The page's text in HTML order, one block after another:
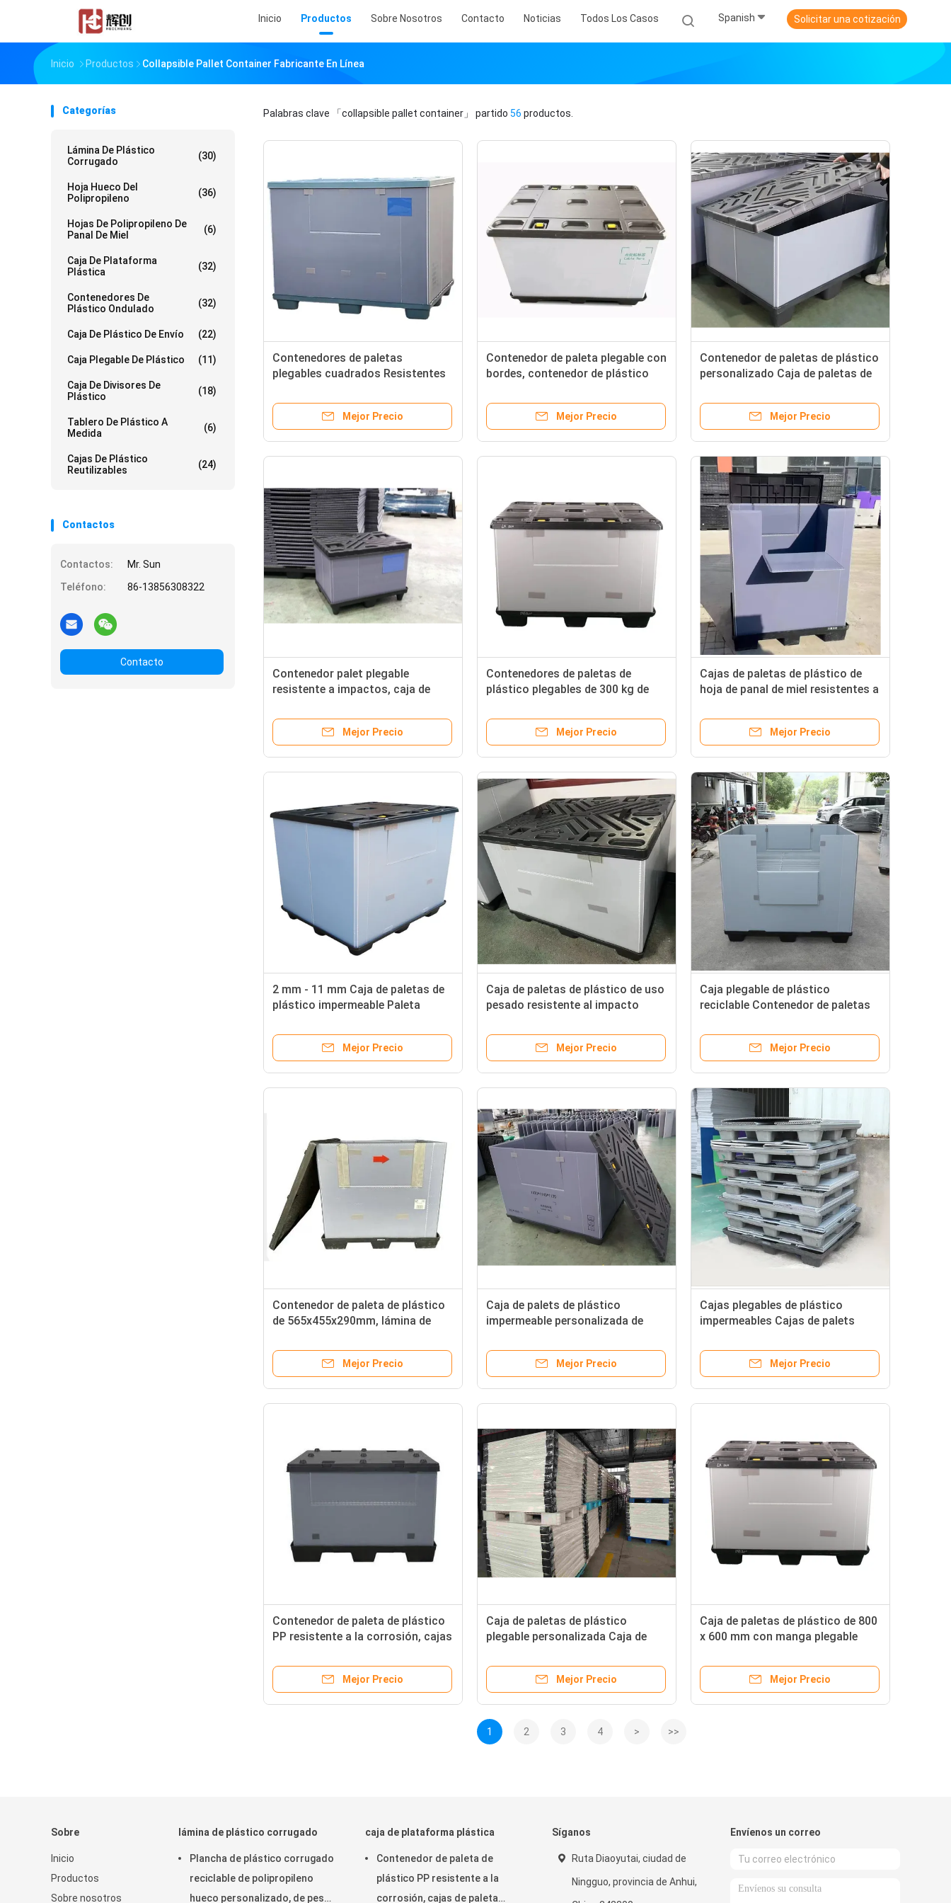
Inicio Productos Sobre Nosotros Contacto Noticias Todos Los Casos Spanish Solicitar una cotización
Inicio Productos Collapsible Pallet Container Fabricante En Línea
Categorías
Lámina De Plástico
Corrugado
(30)
Hoja Hueco Del
Polipropileno
(36)
Hojas De Polipropileno De
Panal De Miel
(6)
Caja De Plataforma
Plástica
(32)
Contenedores De
Plástico Ondulado
(32)
Caja De Plástico De Envío (22)
Caja Plegable De Plástico (11)
Caja De Divisores De
Plástico
(18)
Tablero De Plástico A
Medida
(6)
Cajas De Plástico
Reutilizables
(24)
Contactos
Contactos:
Mr. Sun
Teléfono:
86-13856308322
Contacto
Palabras clave 「collapsible pallet container」 partido 56 productos.
Contenedores de paletas
plegables cuadrados Resistentes
paletas instables
Mejor Precio
Contenedor de paleta plegable con
bordes, contenedor de plástico
personalizado
Mejor Precio
Contenedor de paletas de plástico
personalizado Caja de paletas de
soporte para el envío y
almacenamientoMejor Precio
Contenedor palet plegable
resistente a impactos, caja de
Mejor Precio
Contenedores de paletas de
plástico plegables de 300 kg de
plegable personalizada
Mejor Precio
Cajas de paletas de plástico de
hoja de panal de miel resistentes a
plegables para envases pesados
Mejor Precio
2 mm - 11 mm Caja de paletas de
plástico impermeable Paleta
contenedores personalizados
Mejor Precio
Caja de paletas de plástico de uso
pesado resistente al impacto
paletas plegable
Mejor Precio
Caja plegable de plástico
reciclable Contenedor de paletas
Mejor Precio
Contenedor de paleta de plástico
de 565x455x290mm, lámina de
de paleta reutilizables, apilables
Mejor Precio
Caja de palets de plástico
impermeable personalizada de
1000 mm con tapa y base
Mejor Precio
Cajas plegables de plástico
impermeables Cajas de palets
Mejor Precio
Contenedor de paleta de plástico
PP resistente a la corrosión, cajas
Mejor Precio
Caja de paletas de plástico
plegable personalizada Caja de
prueba de agua
Mejor Precio
Caja de paletas de plástico de 800
x 600 mm con manga plegable
Caja de revestimiento de plástico
Mejor Precio
1 2 3 4 > >>
Sobre
Inicio
Productos
Sobre nosotros
lámina de plástico corrugado
Plancha de plástico corrugado
reciclable de polipropileno
hueco personalizado, de peso
caja de plataforma plástica
Contenedor de paleta de
plástico PP resistente a la
corrosión, cajas de paleta
Síganos
Ruta Diaoyutai, ciudad de
Ningguo, provincia de Anhui,
Envíenos un correo